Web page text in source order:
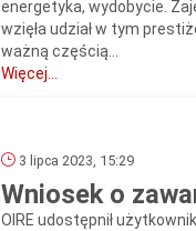
energetyka, wydobycie.
wzięła udział w tym
ważną częścią...
Więcej...
3 lipca 2023, 15:29
Wniosek o
OIRE udostępnił